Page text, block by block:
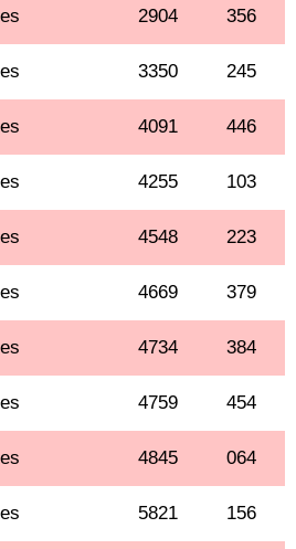
2904 356
3350 245
4091 446
4255 103
4548 223
4669 379
4734 384
4759 454
4845 064
5821 156